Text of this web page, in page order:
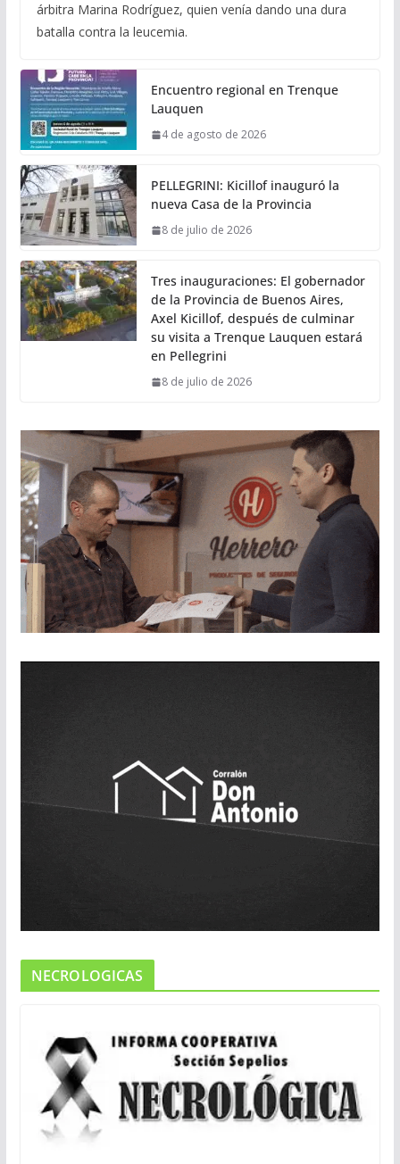
árbitra Marina Rodríguez, quien venía dando una dura
batalla contra la leucemia.
Encuentro regional en Trenque
Lauquen
4 de agosto de 2026
PELLEGRINI: Kicillof inauguró la
nueva Casa de la Provincia
8 de julio de 2026
Tres inauguraciones: El gobernador
de la Provincia de Buenos Aires,
Axel Kicillof, después de culminar
su visita a Trenque Lauquen estará
en Pellegrini
8 de julio de 2026
NECROLOGICAS